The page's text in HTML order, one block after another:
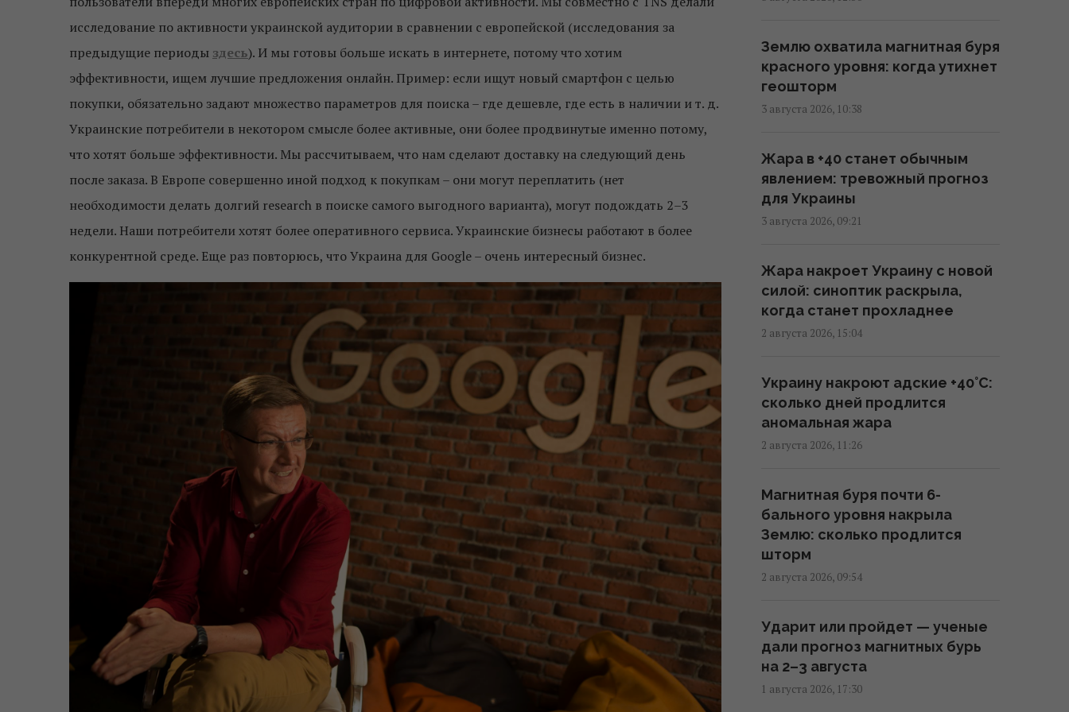
исследование по активности украинской аудитории в сравнении с европейской (исследования за
предыдущие периоды здесь). И мы готовы больше искать в интернете, потому что хотим
эффективности, ищем лучшие предложения онлайн. Пример: если ищут новый смартфон с целью
покупки, обязательно задают множество параметров для поиска – где дешевле, где есть в наличии и т. д.
Украинские потребители в некотором смысле более активные, они более продвинутые именно потому,
что хотят больше эффективности. Мы рассчитываем, что нам сделают доставку на следующий день
после заказа. В Европе совершенно иной подход к покупкам – они могут переплатить (нет
необходимости делать долгий research в поиске самого выгодного варианта), могут подождать 2–3
недели. Наши потребители хотят более оперативного сервиса. Украинские бизнесы работают в более
конкурентной среде. Еще раз повторюсь, чтоУкраина для Google – очень интересный бизнес.
Украина становится для
Европы важнее, чем США, –
WELT
14:14 среда, 05 августа 2026
Трамп отказался передать
Украине ракеты для Patriot, –
FT
12:38 среда, 05 августа 2026
Несмотря на сомнения Трампа:
США продолжают переговоры
с Украиной по Patriot, - Reuters
09:55 среда, 05 августа 2026
Дроны поразили крупный склад
Wildberries в Тульской области:
вспыхнул пожар (видео)
09:45 среда, 05 августа 2026
Возле гольф-клуба Трампа
задержали вооруженного
мужчину с "тревожными
записками", – Politico
09:01 среда, 05 августа 2026
На Дунае из-за засухи из-под
воды всплыли десятки
нацистских кораблей с
боеприпасами
Землю охватила магнитная буря
красного уровня: когда утихнет
геошторм
3 августа 2026, 10:38
Жара в +40 станет обычным
явлением: тревожный прогноз
для Украины
3 августа 2026, 09:21
Жара накроет Украину с новой
силой: синоптик раскрыла,
когда станет прохладнее
2 августа 2026, 15:04
Украину накроют адские +40°C:
сколько дней продлится
аномальная жара
2 августа 2026, 11:26
Магнитная буря почти 6-
бального уровня накрыла
Землю: сколько продлится
шторм
2 августа 2026, 09:54
Ударит или пройдет — ученые
дали прогноз магнитных бурь
на 2–3 августа
1 августа 2026, 17:30